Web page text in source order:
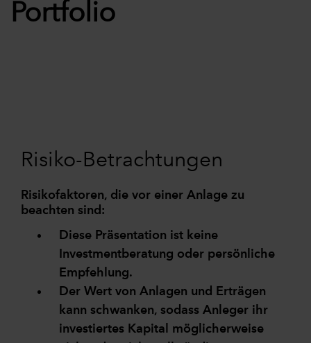
Portfolio
Risiko-Betrachtungen
Risikofaktoren, die vor einer Anlage zu
beachten sind:
Diese Präsentation ist keine
Investmentberatung oder persönliche
Empfehlung.
Der Wert von Anlagen und Erträgen
kann schwanken, sodass Anleger ihr
investiertes Kapital möglicherweise